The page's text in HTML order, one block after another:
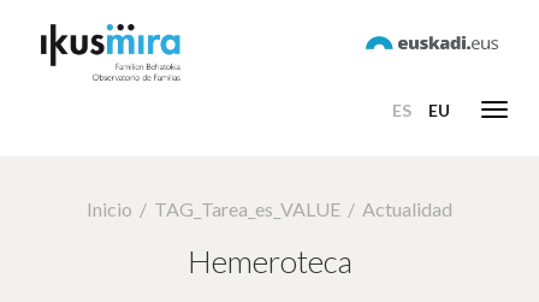
ES EU
Inicio TAG_Tarea_es_VALUE Actualidad
Hemeroteca